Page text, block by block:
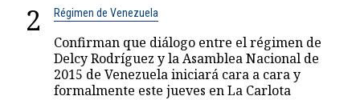
2 Régimen de Venezuela
Confirman que diálogo entre el régimen de
Delcy Rodríguez y la Asamblea Nacional de
2015 de Venezuela iniciará cara a cara y
formalmente este jueves en La Carlota